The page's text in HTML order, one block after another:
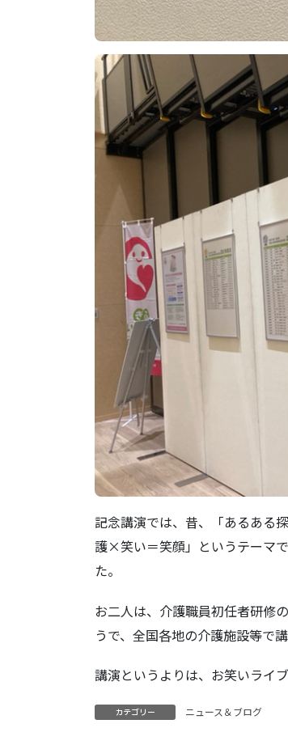
記念講演では、昔、「あるある
護×笑い＝笑顔」というテーマ
た。
お二人は、介護職員初任者研修
うで、全国各地の介護施設等で
講演というよりは、お笑いラ
カテゴリー ニュース＆ブログ